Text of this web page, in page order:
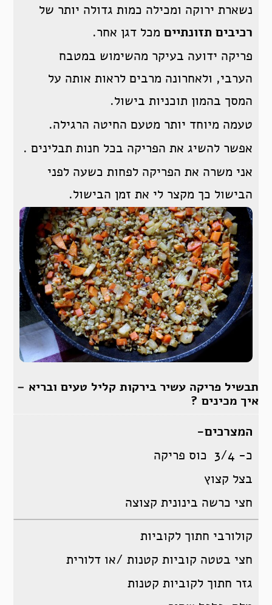
נשארת ירוקה ומכילה כמות גדולה יותר של
רכיבים תזונתיים מכל דגן אחר.
פריקה ידועה בעיקר מהשימוש במטבח
הערבי, ולאחרונה מרבים לראות אותה על
המסך בהמון תוכניות בישול.
טעמה מיוחד יותר מטעם החיטה הרגילה.
אפשר להשיג את הפריקה בכל חנות תבלינים .
אני משרה את הפריקה לפחות כשעה לפני
הבישול כך מקצר לי את זמן הבישול.
תבשיל פריקה עשיר בירקות קליל טעים ובריא –
איך מכינים ?
המצרכים-
כ- 3/4 כוס פריקה
בצל קצוץ
חצי כרשה בינונית קצוצה
קולורבי חתוך לקוביות
חצי בטטה קוביות קטנות /או דלורית
גזר חתוך לקוביות קטנות